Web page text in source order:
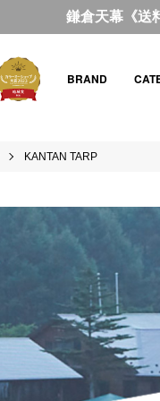
WILD TIHNGS
BRAND
KANTAN TARP